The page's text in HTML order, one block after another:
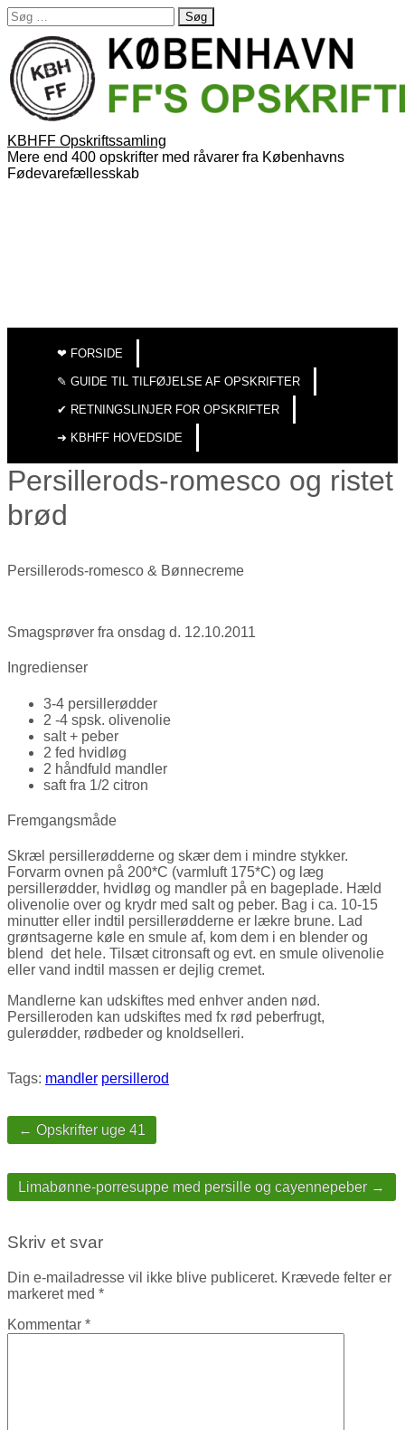
Søg
efter:
KBHFF Opskriftssamling
Mere end 400 opskrifter med råvarer fra Københavns
Fødevarefællesskab
CONTENT
❤︎ FORSIDE
✎ GUIDE TIL TILFØJELSE AF OPSKRIFTER
✔︎ RETNINGSLINJER FOR OPSKRIFTER
➜ KBHFF HOVEDSIDE
Persillerods-romesco og ristet
brød
Persillerods-romesco & Bønnecreme
Smagsprøver fra onsdag d. 12.10.2011
Ingredienser
3-4 persillerødder
2 -4 spsk. olivenolie
salt + peber
2 fed hvidløg
2 håndfuld mandler
saft fra 1/2 citron
Fremgangsmåde
Skræl persillerødderne og skær dem i mindre stykker.
Forvarm ovnen på 200*C (varmluft 175*C) og læg
persillerødder, hvidløg og mandler på en bageplade. Hæld
olivenolie over og krydr med salt og peber. Bag i ca. 10-15
minutter eller indtil persillerødderne er lækre brune. Lad
grøntsagerne køle en smule af, kom dem i en blender og
blend det hele. Tilsæt citronsaft og evt. en smule olivenolie
eller vand indtil massen er dejlig cremet.
Mandlerne kan udskiftes med enhver anden nød.
Persilleroden kan udskiftes med fx rød peberfrugt,
gulerødder, rødbeder og knoldselleri.
Tags: mandler persillerod
navigation
← Opskrifter uge 41
Limabønne-porresuppe med persille og cayennepeber →
Skriv et svar
Din e-mailadresse vil ikke blive publiceret. Krævede felter er
markeret med *
Kommentar *